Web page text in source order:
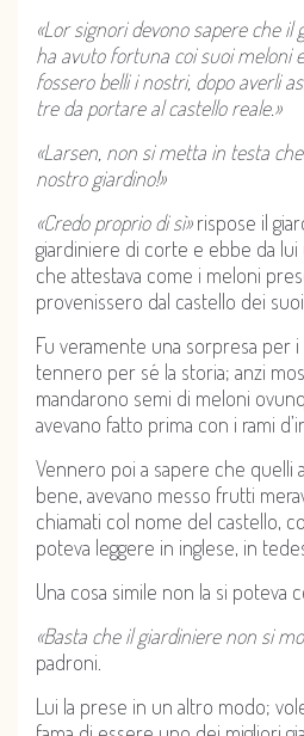
«Lor signori devono sapere che
ha avuto fortuna coi suoi meloni
fossero belli i nostri, dopo averli
tre da portare al castello reale.»
«Larsen, non si metta in testa
nostro giardino!»
«Credo proprio di sì»rispose il
giardiniere di corte e ebbe da lui
che attestava come i meloni
provenissero dal castello dei
Fu veramente una sorpresa per
tennero per sé la storia; anzi
mandarono semi di meloni
avevano fatto prima con i rami
Vennero poi a sapere che quelli
bene, avevano messo frutti
chiamati col nome del castello,
poteva leggere in inglese, in
Una cosa simile non la si poteva
«Basta che il giardiniere non si
padroni.
Lui la prese in un altro modo;